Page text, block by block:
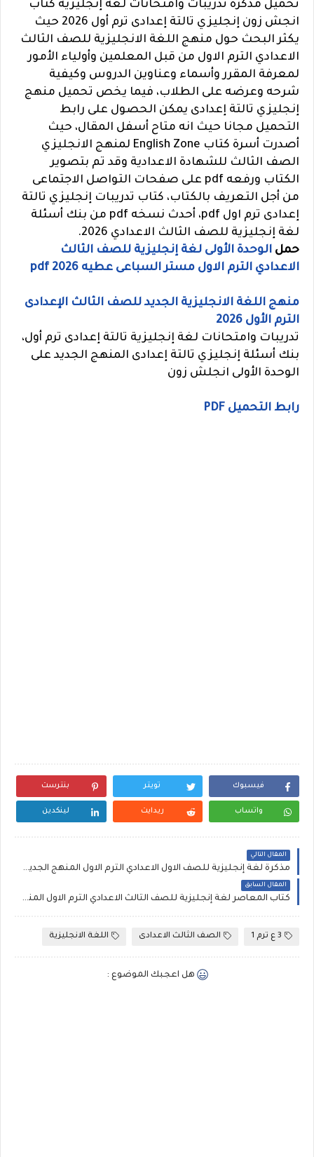
تحميل مذكرة تدريبات وامتحانات لغة إنجليزية كتاب
انجش زون إنجليزي تالتة إعدادى ترم أول 2026 حيث
يكثر البحث حول منهج اللغة الانجليزية للصف الثالث
الاعدادي الترم الاول من قبل المعلمين وأولياء الأمور
لمعرفة المقرر وأسماء وعناوين الدروس وكيفية
شرحه وعرضه على الطلاب، فيما يخص تحميل منهج
إنجليزي تالتة إعدادى يمكن الحصول على رابط
التحميل مجانا حيث انه متاح أسفل المقال، حيث
أصدرت أسرة كتاب English Zone لمنهج الانجليزي
الصف الثالث للشهادة الاعدادية وقد تم بتصوير
الكتاب ورفعه pdf على صفحات التواصل الاجتماعى
من أجل التعريف بالكتاب، كتاب تدريبات إنجليزي تالتة
إعدادى ترم اول pdf، أحدث نسخه pdf من بنك أسئلة
لغة إنجليزية للصف الثالث الاعدادي 2026.
حمل الوحدة الأولى لغة إنجليزية للصف الثالث
الاعدادي الترم الاول مستر السباعى عطيه pdf 2026
منهج اللغة الانجليزية الجديد للصف الثالث الإعدادى
الترم الأول 2026
تدريبات وامتحانات لغة إنجليزية تالتة إعدادى ترم أول،
بنك أسئلة إنجليزي تالتة إعدادى المنهج الجديد على
الوحدة الأولى انجلش زون
رابط التحميل PDF
فيسبوك تويتر بنترست
واتساب ريدايت لينكدين
المقال التالي
مذكرة لغة إنجليزية للصف الاول الاعدادي الترم الاول المنهج الجديد مستر أيمن عبد المؤمن
المقال السابق
كتاب المعاصر لغة إنجليزية للصف الثالث الاعدادي الترم الاول المنهج الجديد 2026
3 ع ترم 1 الصف الثالث الاعدادى اللغة الانجليزية
هل اعجبك الموضوع :